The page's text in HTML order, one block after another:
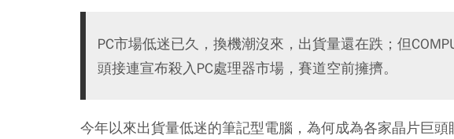
PC市場低迷已久，換機潮沒來，出貨量還在跌；但
頭接連宣布殺入PC處理器市場，賽道空前擁擠。
今年以來出貨量低迷的筆記型電腦，為何成為各家晶片巨頭